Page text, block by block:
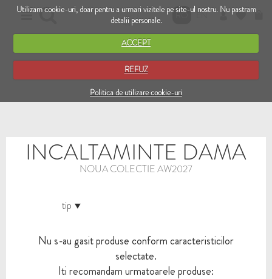
Utilizam cookie-uri, doar pentru a urmari vizitele pe site-ul nostru. Nu pastram
detalii personale.
ACCEPT
REFUZ
Politica de utilizare cookie-uri
RO EN
INCALTAMINTE DAMA
NOUA COLECTIE AW2027
tip
Nu s-au gasit produse conform caracteristicilor
selectate.
Iti recomandam urmatoarele produse: